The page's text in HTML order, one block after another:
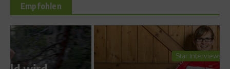
Empfohlen